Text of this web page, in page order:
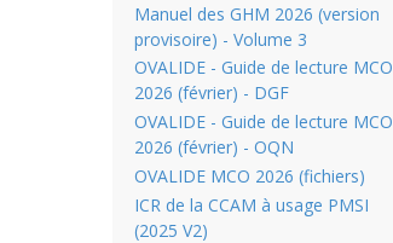
Manuel des GHM 2026 (version
provisoire) - Volume 3
OVALIDE - Guide de lecture MCO
2026 (février) - DGF
OVALIDE - Guide de lecture MCO
2026 (février) - OQN
OVALIDE MCO 2026 (fichiers)
ICR de la CCAM à usage PMSI
(2025 V2)